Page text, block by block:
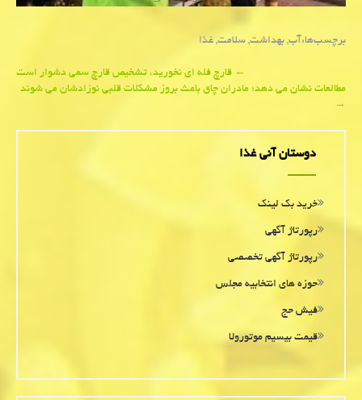
برچسب‌ها:آب,بهداشت,سلامت,غذا
navigation
←قارچ فله ای نخورید، تشخیص قارچ سمی دشوار است
مطالعات نشان می دهد؛ مادران چاق باعث بروز مشكلات قلبی نوزادشان می شوند
→
دوستان آنی غذا
خرید بک لینک
رپورتاژ آگهی
رپورتاژ آگهی تخصصی
حوزه های انتخابیه مجلس
فیش حج
قیمت بیسیم موتورولا